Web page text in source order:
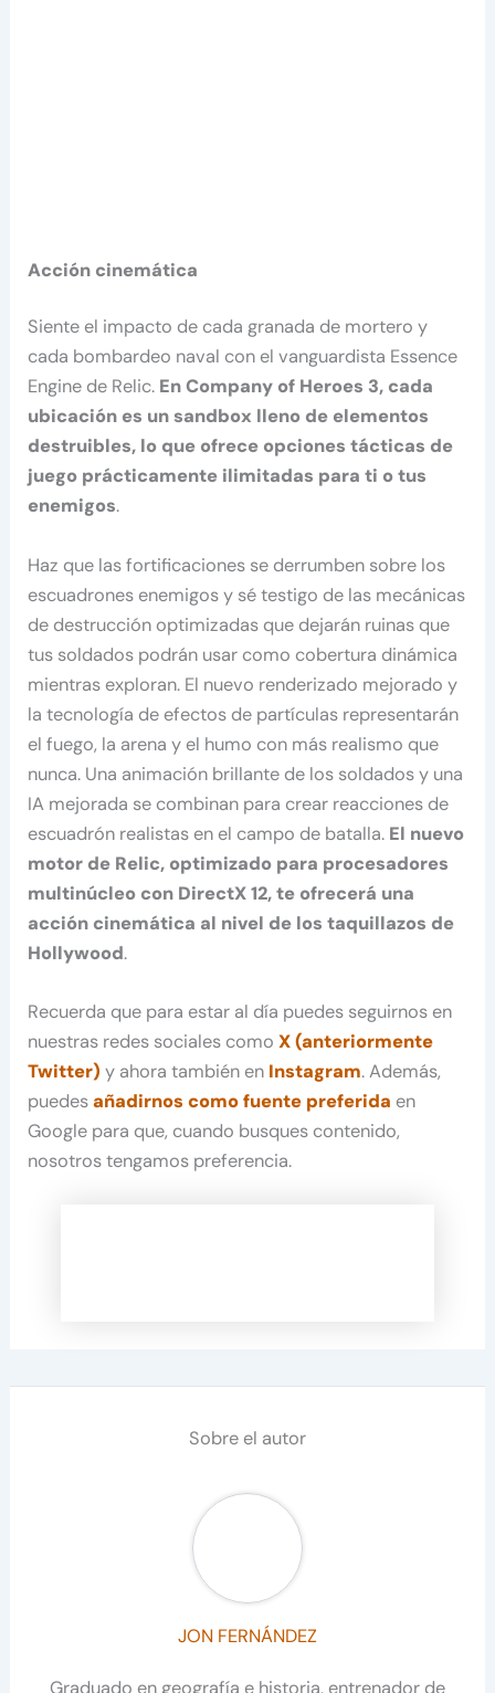
Acción cinemática
Siente el impacto de cada granada de mortero y
cada bombardeo naval con el vanguardista Essence
Engine de Relic. En Company of Heroes 3, cada
ubicación es un sandbox lleno de elementos
destruibles, lo que ofrece opciones tácticas de
juego prácticamente ilimitadas para ti o tus
enemigos.​
Haz que las fortificaciones se derrumben sobre los
escuadrones enemigos y sé testigo de las mecánicas
de destrucción optimizadas que dejarán ruinas que
tus soldados podrán usar como cobertura dinámica
mientras exploran. El nuevo renderizado mejorado y
la tecnología de efectos de partículas representarán
el fuego, la arena y el humo con más realismo que
nunca. Una animación brillante de los soldados y una
IA mejorada se combinan para crear reacciones de
escuadrón realistas en el campo de batalla. El nuevo
motor de Relic, optimizado para procesadores
multinúcleo con DirectX 12, te ofrecerá una
acción cinemática al nivel de los taquillazos de
Hollywood.
Recuerda que para estar al día puedes seguirnos en
nuestras redes sociales comoX (anteriormente
Twitter) y ahora también en Instagram. Además,
puedesañadirnos como fuente preferida en
Google para que, cuando busques contenido,
nosotros tengamos preferencia.
Sobre el autor
JON FERNÁNDEZ